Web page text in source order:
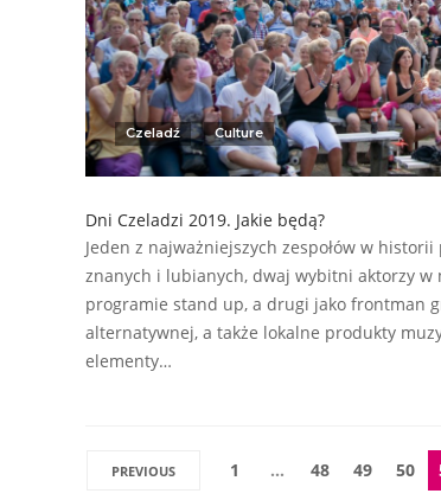
Czeladź Culture
Dni Czeladzi 2019. Jakie będą?
Jeden z najważniejszych zespołów w
znanych i lubianych, dwaj wybitni aktorzy
programie stand up, a drugi jako frontman
alternatywnej, a także lokalne produkty
elementy…
PREVIOUS 1 … 48 49 50